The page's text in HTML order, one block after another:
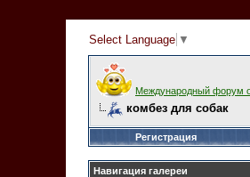
Select Language ▼
Международный форум о
комбез для собак
Регистрация
Навигация галереи